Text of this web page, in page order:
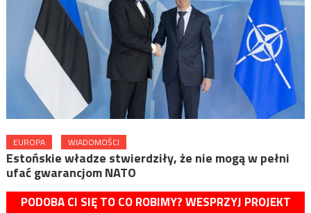
EUROPA WIADOMOŚCI
Estońskie władze stwierdziły, że nie mogą w pełni
ufać gwarancjom NATO
PODOBA CI SIĘ TO CO ROBIMY? WESPRZYJ PROJEKT